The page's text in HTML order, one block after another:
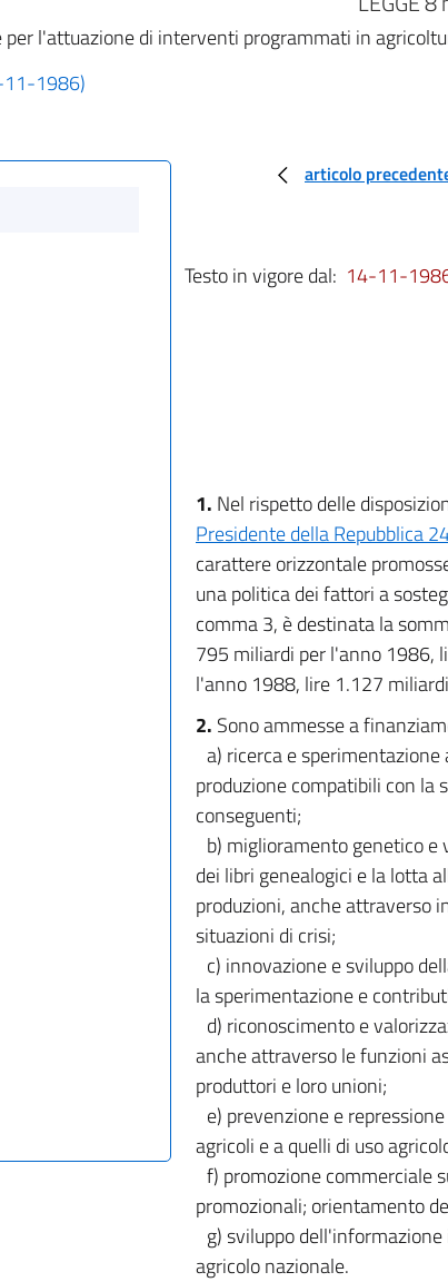
per l'attuazione di interventi programmati in
11-1986)
articolo
Testo in vigore dal: 14-11-
1. Nel rispetto delle
Presidente della Repubblica
carattere orizzontale
una politica dei fattori a
comma 3, è destinata la
795 miliardi per l'anno 1986,
l'anno 1988, lire 1.127
2. Sono ammesse a
a) ricerca e
produzione compatibili con la
conseguenti;
b) miglioramento genetico e
dei libri genealogici e la lotta
produzioni, anche attraverso
situazioni di crisi;
c) innovazione e sviluppo
la sperimentazione e
d) riconoscimento e
anche attraverso le funzioni
produttori e loro unioni;
e) prevenzione e
agricoli e a quelli di uso
f) promozione commerciale
promozionali; orientamento
g) sviluppo
agricolo nazionale.